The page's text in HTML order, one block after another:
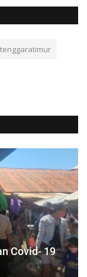
Covid- 19